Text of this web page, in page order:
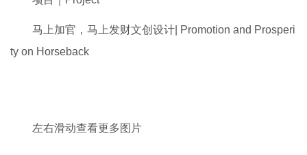
马上加官，马上发财文创设计 | Promotion and Prosperi
ty on Horseback
左右滑动查看更多图片